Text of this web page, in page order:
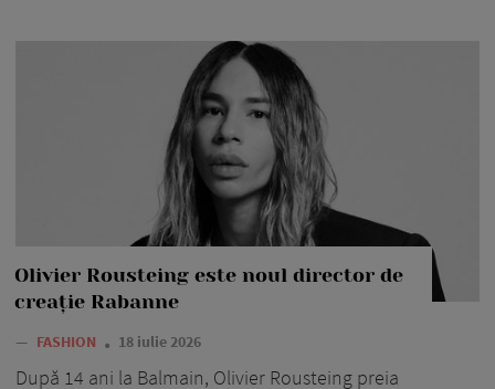
Olivier Rousteing este noul director de
creație Rabanne
— FASHION 18 iulie 2026
După 14 ani la Balmain, Olivier Rousteing preia